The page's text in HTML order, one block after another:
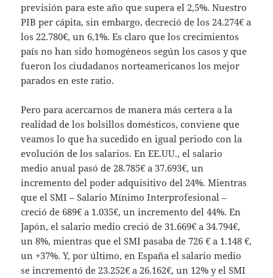
previsión para este año que supera el 2,5%. Nuestro
PIB per cápita, sin embargo, decreció de los 24.274€ a
los 22.780€, un 6,1%. Es claro que los crecimientos
país no han sido homogéneos según los casos y que
fueron los ciudadanos norteamericanos los mejor
parados en este ratio.
Pero para acercarnos de manera más certera a la
realidad de los bolsillos domésticos, conviene que
veamos lo que ha sucedido en igual periodo con la
evolución de los salarios. En EE.UU., el salario
medio anual pasó de 28.785€ a 37.693€, un
incremento del poder adquisitivo del 24%. Mientras
que el SMI – Salario Mínimo Interprofesional –
creció de 689€ a 1.035€, un incremento del 44%. En
Japón, el salario medio creció de 31.669€ a 34.794€,
un 8%, mientras que el SMI pasaba de 726 € a 1.148 €,
un +37%. Y, por último, en España el salario medio
se incrementó de 23.252€ a 26.162€, un 12% y el SMI